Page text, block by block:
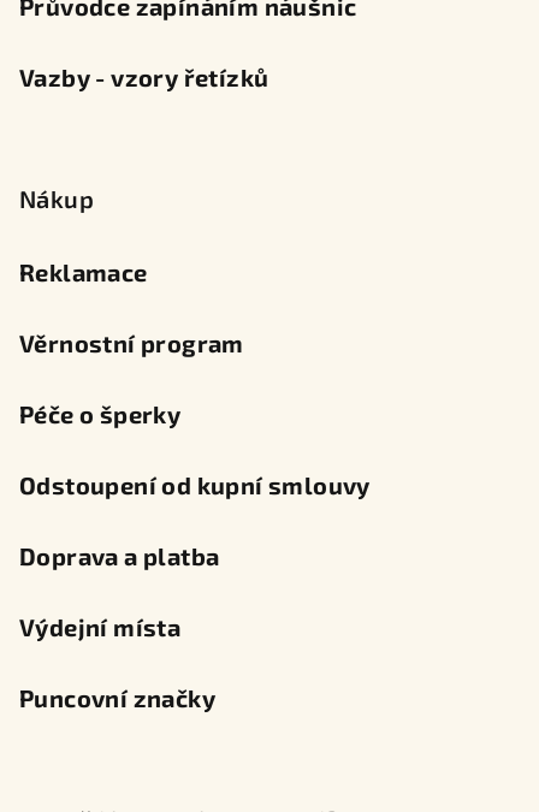
Průvodce zapínáním náušnic
Vazby - vzory řetízků
Nákup
Reklamace
Věrnostní program
Péče o šperky
Odstoupení od kupní smlouvy
Doprava a platba
Výdejní místa
Puncovní značky